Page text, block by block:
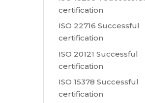
certification
ISO 22716 Successful
certification
ISO 20121 Successful
certification
ISO 15378 Successful
certification